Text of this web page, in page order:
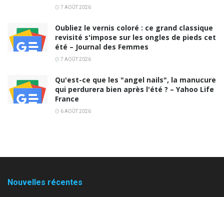
7 AOÛT 2026
Oubliez le vernis coloré : ce grand classique
revisité s'impose sur les ongles de pieds cet
été – Journal des Femmes
7 AOÛT 2026
Qu'est-ce que les "angel nails", la manucure
qui perdurera bien après l'été ? – Yahoo Life
France
6 AOÛT 2026
Nouvelles récentes